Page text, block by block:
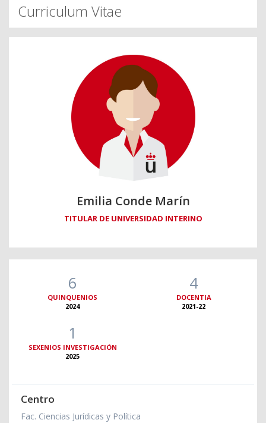
Curriculum Vitae
Emilia Conde Marín
TITULAR DE UNIVERSIDAD INTERINO
6
QUINQUENIOS
2024
4
DOCENTIA
2021-22
1
SEXENIOS INVESTIGACIÓN
2025
Centro
Fac. Ciencias Jurídicas y Política